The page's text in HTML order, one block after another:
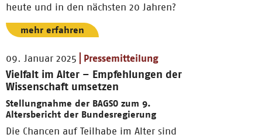
heute und in den nächsten 20 Jahren?
mehr erfahren
09. Januar 2025 Pressemitteilung
Vielfalt im Alter – Empfehlungen der
Wissenschaft umsetzen
Stellungnahme der BAGSO zum 9.
Altersbericht der Bundesregierung
Die Chancen auf Teilhabe im Alter sind